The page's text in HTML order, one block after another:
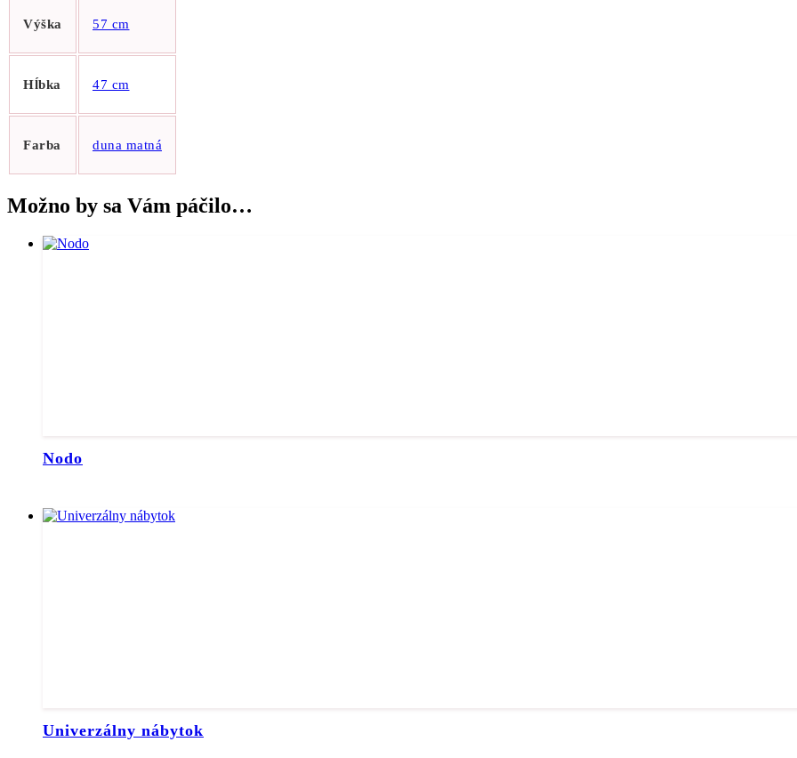
Výška 57 cm
Hĺbka 47 cm
Farba duna matná
Možno by sa Vám páčilo…
Nodo
Univerzálny nábytok